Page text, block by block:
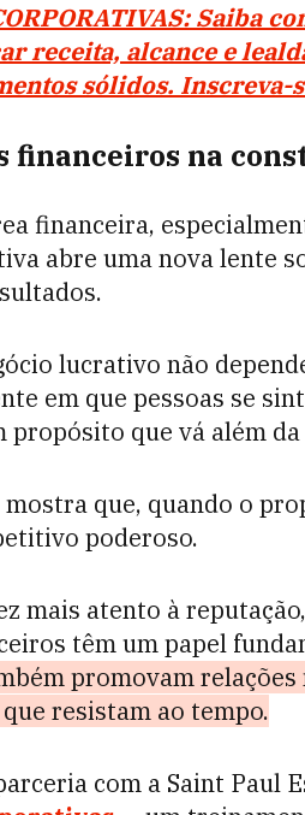
Saiba
receita, alcance e
sólidos. Inscreva-
financeiros na
financeira,
abre uma nova lente
lucrativo não
em que pessoas se
propósito que vá além
que, quando o
poderoso.
mais atento à
têm um papel
promovam relações
resistam ao tempo.
com a Saint Paul